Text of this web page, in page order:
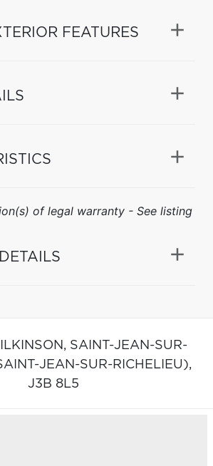
FEATURES
of legal warranty - See listing
SAINT-JEAN-SUR-
JEAN-SUR-RICHELIEU),
J3B 8L5